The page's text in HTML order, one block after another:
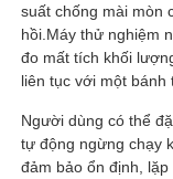
Sản phẩm
Về chúng tôi
Tham quan nhà
suất chống mài mòn
hồi.Máy thử nghiệm
đo mất tích khối
liên tục với một bánh
Người dùng có thể
tự động ngừng chạy
đảm bảo ổn định,